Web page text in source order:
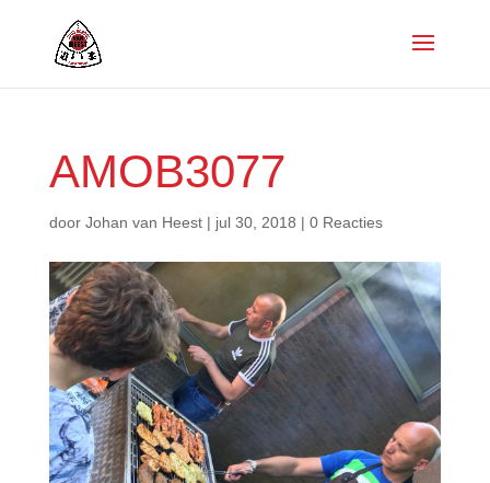
AMOB3077
door Johan van Heest| jul 30, 2018 | 0 Reacties